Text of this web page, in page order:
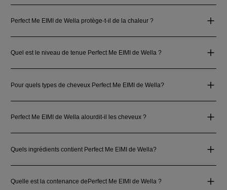
Perfect Me EIMI de Wella protège-t‑il de la chaleur ?
Quel est le niveau de tenue Perfect Me EIMI de Wella ?
Pour quels types de cheveux Perfect Me EIMI de Wella?
Perfect Me EIMI de Wella alourdit‑il les cheveux ?
Quels ingrédients contient Perfect Me EIMI de Wella?
Quelle est la contenance dePerfect Me EIMI de Wella ?